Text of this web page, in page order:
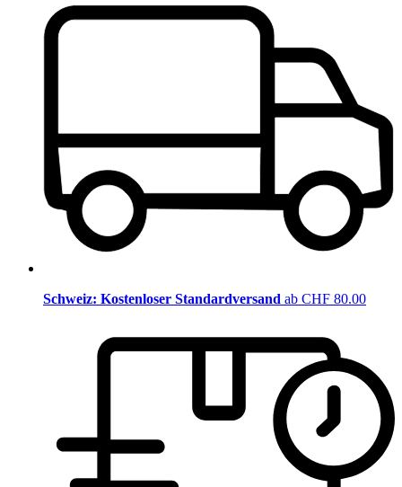
Schweiz: Kostenloser Standardversand ab CHF 80.00